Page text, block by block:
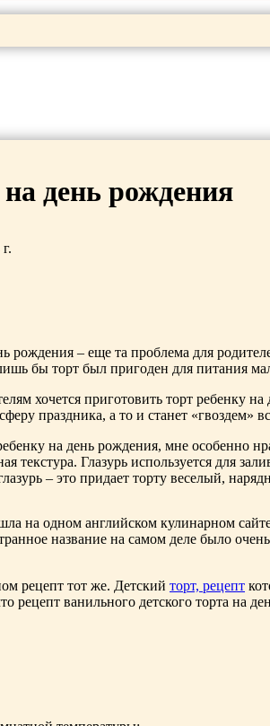
день рождения
г.
рождения – еще та проблема для
бы торт был пригоден для питания
хочется приготовить торт
праздника, а то и станет «гвоздем»
на день рождения, мне особенно
Глазурь используется для
– это придает торту веселый,
на одном английском кулинарном
название на самом деле было
рецепт тот же. Детский торт, рецепт
рецепт ванильного детского торта на